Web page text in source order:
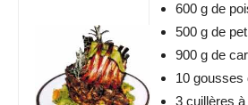
600 g de
500 g de
900 g de
10 gousses
3 cuillères à